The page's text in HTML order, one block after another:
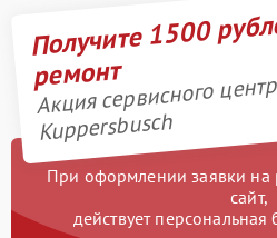
Получите 1500
ремонт
Акция сервисного
Kuppersbusch
При оформлении заявки на
сайт,
действует персональная